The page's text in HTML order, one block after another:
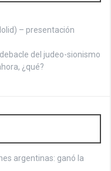
– presentación
del judeo-sionismo
¿qué?
argentinas: ganó la